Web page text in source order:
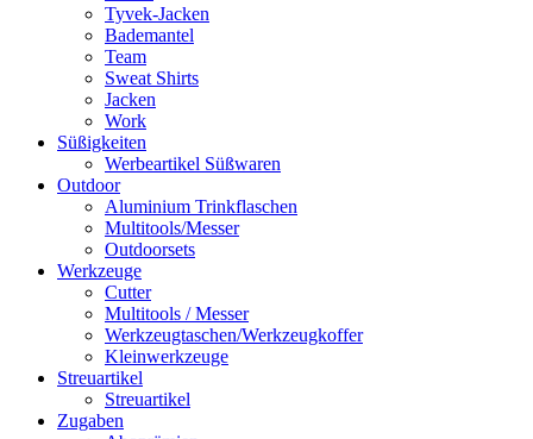
Tyvek-Jacken
Bademantel
Team
Sweat Shirts
Jacken
Work
Süßigkeiten
Werbeartikel Süßwaren
Outdoor
Aluminium Trinkflaschen
Multitools/Messer
Outdoorsets
Werkzeuge
Cutter
Multitools / Messer
Werkzeugtaschen/Werkzeugkoffer
Kleinwerkzeuge
Streuartikel
Streuartikel
Zugaben